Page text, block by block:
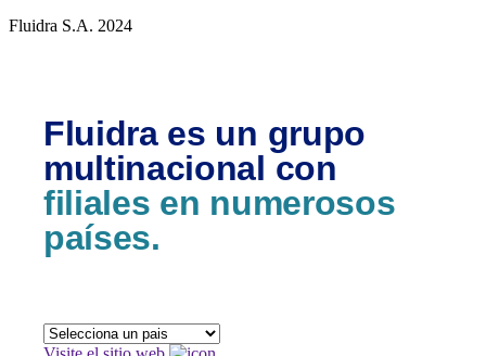
Fluidra S.A. 2024
Fluidra es un grupo
multinacional con
filiales en numerosos
países.